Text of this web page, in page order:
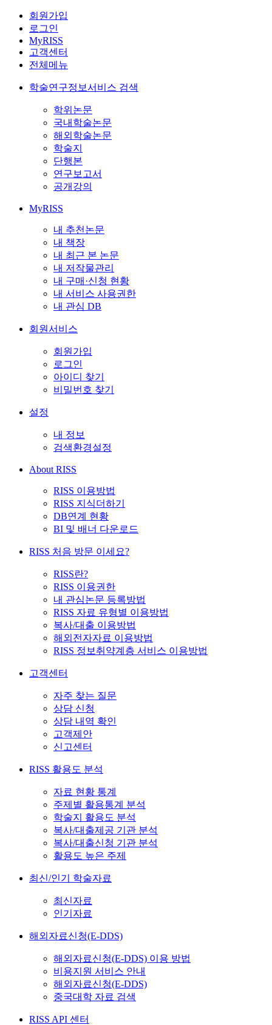
회원가입
로그인
MyRISS
고객센터
전체메뉴
학술연구정보서비스 검색
학위논문
국내학술논문
해외학술논문
학술지
단행본
연구보고서
공개강의
MyRISS
내 추천논문
내 책장
내 최근 본 논문
내 저작물관리
내 구매·신청 현황
내 서비스 사용권한
내 관심 DB
회원서비스
회원가입
로그인
아이디 찾기
비밀번호 찾기
설정
내 정보
검색환경설정
About RISS
RISS 이용방법
RISS 지식더하기
DB연계 현황
BI 및 배너 다운로드
RISS 처음 방문 이세요?
RISS란?
RISS 이용권한
내 관심논문 등록방법
RISS 자료 유형별 이용방법
복사/대출 이용방법
해외전자자료 이용방법
RISS 정보취약계층 서비스 이용방법
고객센터
자주 찾는 질문
상담 신청
상담 내역 확인
고객제안
신고센터
RISS 활용도 분석
자료 현황 통계
주제별 활용통계 분석
학술지 활용도 분석
복사/대출제공 기관 분석
복사/대출신청 기관 분석
활용도 높은 주제
최신/인기 학술자료
최신자료
인기자료
해외자료신청(E-DDS)
해외자료신청(E-DDS) 이용 방법
비용지원 서비스 안내
해외자료신청(E-DDS)
중국대학 자료 검색
RISS API 센터